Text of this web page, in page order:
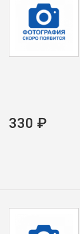
330 ₽